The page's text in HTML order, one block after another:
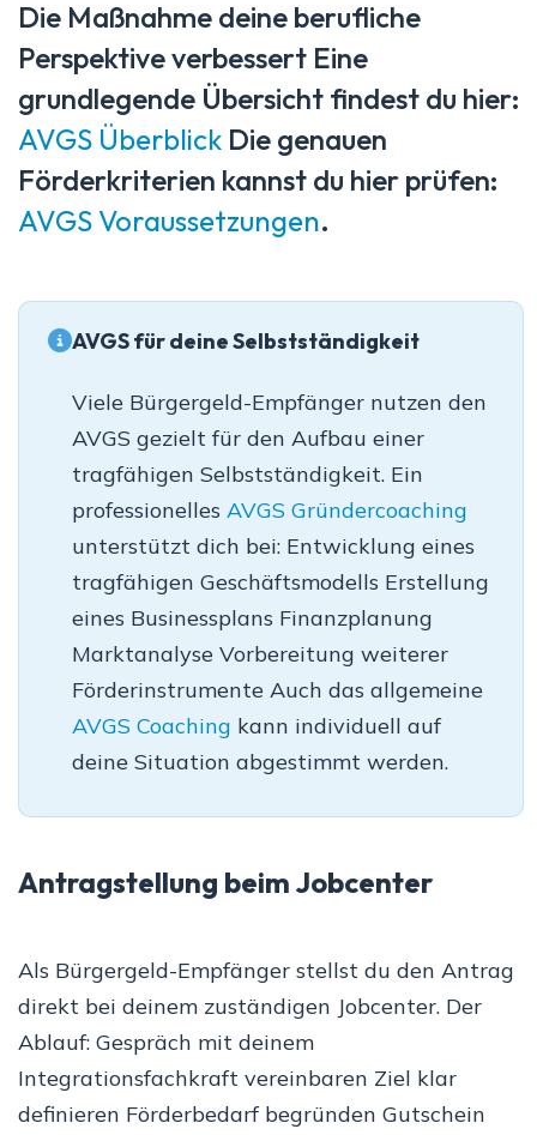
Die Maßnahme deine berufliche
Perspektive verbessert Eine
grundlegende Übersicht findest du hier:
AVGS Überblick Die genauen
Förderkriterien kannst du hier prüfen:
AVGS Voraussetzungen.
AVGS für deine Selbstständigkeit
Viele Bürgergeld-Empfänger nutzen den
AVGS gezielt für den Aufbau einer
tragfähigen Selbstständigkeit. Ein
professionelles AVGS Gründercoaching
unterstützt dich bei: Entwicklung eines
tragfähigen Geschäftsmodells Erstellung
eines Businessplans Finanzplanung
Marktanalyse Vorbereitung weiterer
Förderinstrumente Auch das allgemeine
AVGS Coaching kann individuell auf
deine Situation abgestimmt werden.
Antragstellung beim Jobcenter
Als Bürgergeld-Empfänger stellst du den Antrag
direkt bei deinem zuständigen Jobcenter. Der
Ablauf: Gespräch mit deinem
Integrationsfachkraft vereinbaren Ziel klar
definieren Förderbedarf begründen Gutschein